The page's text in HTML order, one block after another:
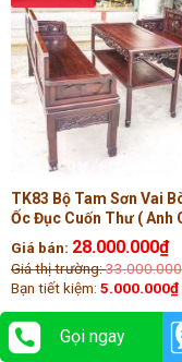
TK83 Bộ Tam Sơn Vai
Ốc Đục Cuốn Thư ( Anh
Vĩnh Phúc )
Giá bán: 28.000.000₫
Giá thị trường:33.000.000
Bạn tiết kiệm: 5.000.000₫
Gọi ngay